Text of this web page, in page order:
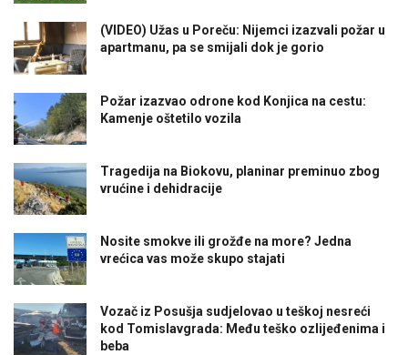
(VIDEO) Užas u Poreču: Nijemci izazvali požar u
apartmanu, pa se smijali dok je gorio
Požar izazvao odrone kod Konjica na cestu:
Kamenje oštetilo vozila
Tragedija na Biokovu, planinar preminuo zbog
vrućine i dehidracije
Nosite smokve ili grožđe na more? Jedna
vrećica vas može skupo stajati
Vozač iz Posušja sudjelovao u teškoj nesreći
kod Tomislavgrada: Među teško ozlijeđenima i
beba